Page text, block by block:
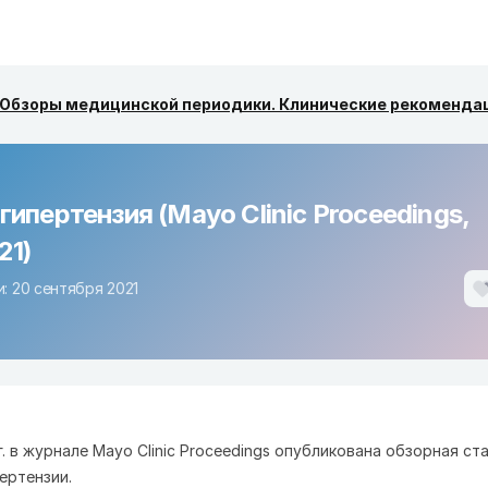
Обзоры медицинской периодики. Клинические
(Mayo Clinic Proceedings,
20 сентября 2021
в журнале Mayo Clinic Proceedings опубликована обзорная